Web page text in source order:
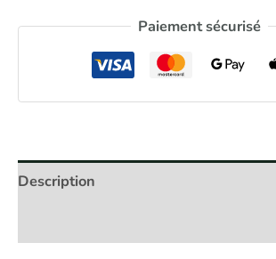
Paiement sécurisé
Description